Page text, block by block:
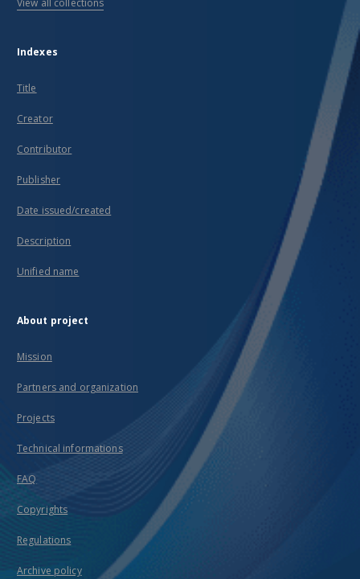
View all collections
Indexes
Title
Creator
Contributor
Publisher
Date issued/created
Description
Unified name
About project
Mission
Partners and organization
Projects
Technical informations
FAQ
Copyrights
Regulations
Archive policy